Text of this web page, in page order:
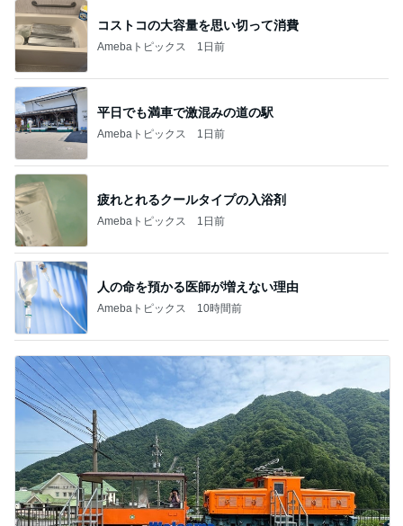
コストコの大容量を思い切って消費
Amebaトピックス 1日前
平日でも満車で激混みの道の駅
Amebaトピックス 1日前
疲れとれるクールタイプの入浴剤
Amebaトピックス 1日前
人の命を預かる医師が増えない理由
Amebaトピックス 10時間前